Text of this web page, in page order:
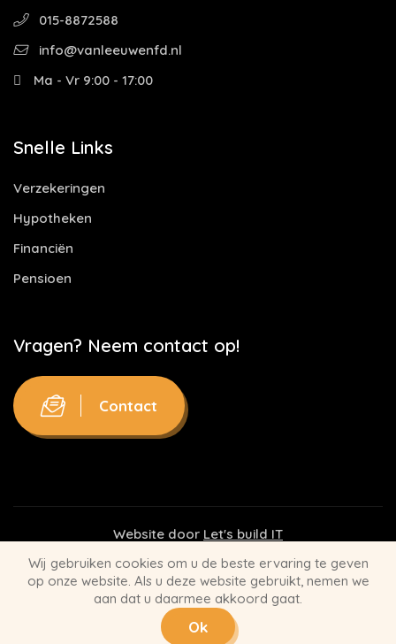
015-8872588
info@vanleeuwenfd.nl
Ma - Vr 9:00 - 17:00
Snelle Links
Verzekeringen
Hypotheken
Financiën
Pensioen
Vragen? Neem contact op!
Contact
Website door Let's build IT
Disclaimer
Privacy Statement
Algemene Voorwaarden
Wij gebruiken cookies om u de beste ervaring te geven
op onze website. Als u deze website gebruikt, nemen we
aan dat u daarmee akkoord gaat.
Ok